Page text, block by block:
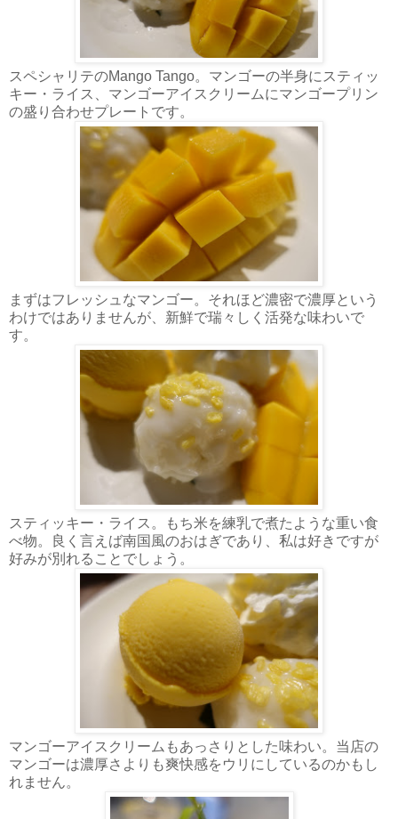
スペシャリテのMango Tango。マンゴーの半身にスティッ
キー・ライス、マンゴーアイスクリームにマンゴープリン
の盛り合わせプレートです。
まずはフレッシュなマンゴー。それほど濃密で濃厚という
わけではありませんが、新鮮で瑞々しく活発な味わいで
す。
スティッキー・ライス。もち米を練乳で煮たような重い食
べ物。良く言えば南国風のおはぎであり、私は好きですが
好みが別れることでしょう。
マンゴーアイスクリームもあっさりとした味わい。当店の
マンゴーは濃厚さよりも爽快感をウリにしているのかもし
れません。